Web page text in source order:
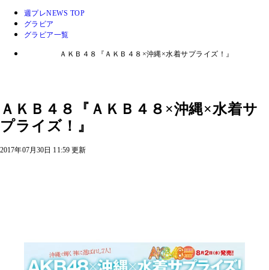
週プレNEWS TOP
グラビア
グラビア一覧
ＡＫＢ４８『ＡＫＢ４８×沖縄×水着サプライズ！』
ＡＫＢ４８『ＡＫＢ４８×沖縄×水着サ
プライズ！』
2017年07月30日 11:59 更新